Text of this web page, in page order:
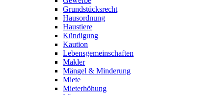
Grundstücksrecht
Hausordnung
Haustiere
Kündigung
Kaution
Lebensgemeinschaften
Makler
Mängel & Minderung
Miete
Mieterhöhung